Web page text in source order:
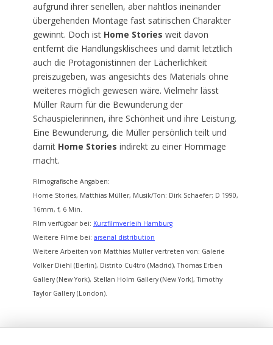
aufgrund ihrer seriellen, aber nahtlos ineinander
übergehenden Montage fast satirischen Charakter
gewinnt. Doch ist Home Stories weit davon
entfernt die Handlungsklischees und damit letztlich
auch die Protagonistinnen der Lächerlichkeit
preiszugeben, was angesichts des Materials ohne
weiteres möglich gewesen wäre. Vielmehr lässt
Müller Raum für die Bewunderung der
Schauspielerinnen, ihre Schönheit und ihre Leistung.
Eine Bewunderung, die Müller persönlich teilt und
damit Home Stories indirekt zu einer Hommage
macht.
Filmografische Angaben:
Home Stories, Matthias Müller, Musik/Ton: Dirk Schaefer; D 1990,
16mm, f, 6 Min.
Film verfügbar bei: Kurzfilmverleih Hamburg
Weitere Filme bei: arsenal distribution
Weitere Arbeiten von Matthias Müller vertreten von: Galerie
Volker Diehl (Berlin), Distrito Cu4tro (Madrid), Thomas Erben
Gallery (New York), Stellan Holm Gallery (New York), Timothy
Taylor Gallery (London).